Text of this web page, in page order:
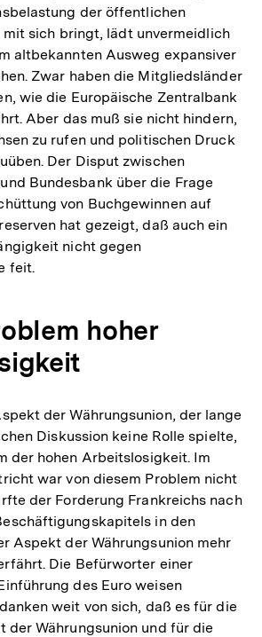
der öffentlichen
mit sich bringt, lädt unvermeidlich
altbekannten Ausweg expansiver
Zwar haben die Mitgliedsländer
wie die Europäische Zentralbank
Aber das muß sie nicht hindern,
zu rufen und politischen Druck
Der Disput zwischen
Bundesbank über die Frage
von Buchgewinnen auf
hat gezeigt, daß auch ein
nicht gegen
feit.
hoher
der Währungsunion, der lange
Diskussion keine Rolle spielte,
der hohen Arbeitslosigkeit. Im
war von diesem Problem nicht
der Forderung Frankreichs nach
in den
Aspekt der Währungsunion mehr
Die Befürworter einer
des Euro weisen
weit von sich, daß es für die
der Währungsunion und für die